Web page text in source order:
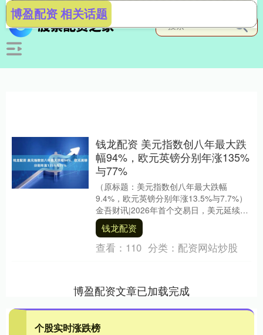
博盈配资 相关话题
钱龙配资 美元指数创八年最大跌
幅94%，欧元英镑分别年涨135%
与77%
（原标题：美元指数创八年最大跌幅
9.4%，欧元英镑分别年涨13.5%与7.7%）
金吾财讯|2026年首个交易日，美元延续疲
软走势，美元指数收于98.186点，....
钱龙配资
查看： 110 分类： 配资网站炒股
博盈配资文章已加载完成
个股实时涨跌榜